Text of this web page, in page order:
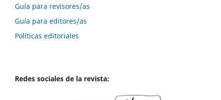
Guía para revisores/as
Guía para editores/as
Políticas editoriales
Redes sociales de la revista: